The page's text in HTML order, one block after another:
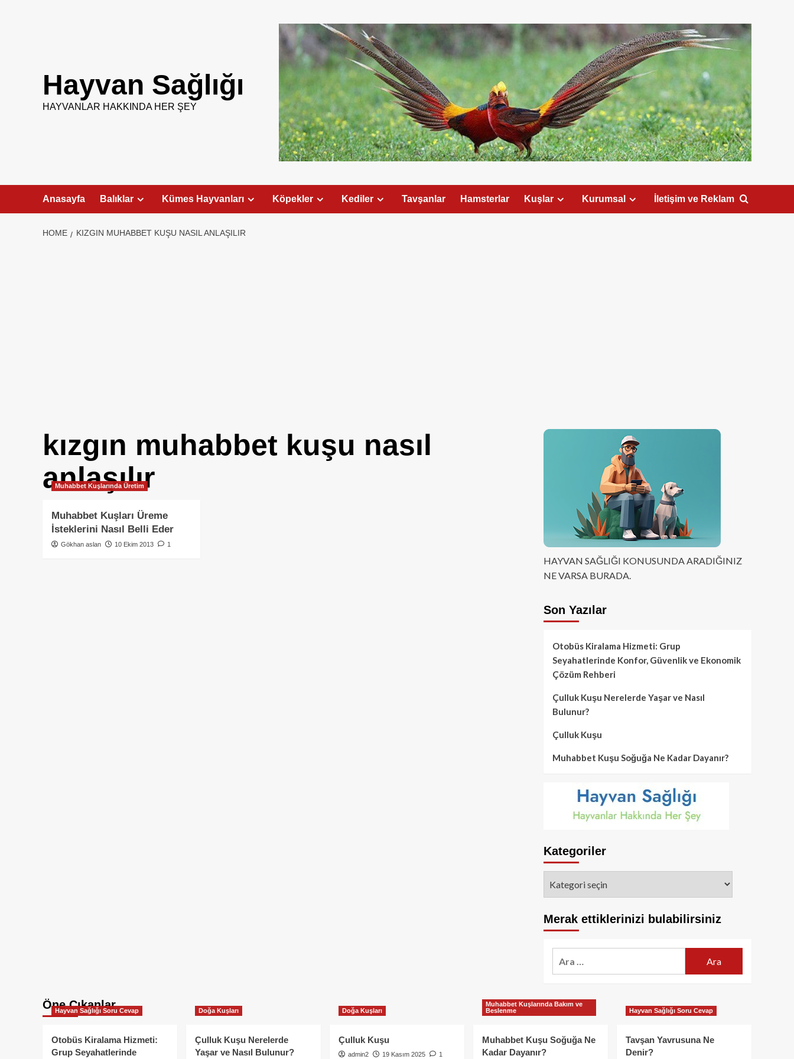
Hayvan Sağlığı
HAYVANLAR HAKKINDA HER ŞEY
Anasayfa Balıklar Kümes Hayvanları Köpekler Kediler Tavşanlar Hamsterlar Kuşlar Kurumsal İletişim ve Reklam
HOME KIZGIN MUHABBET KUŞU NASIL ANLAŞILIR
kızgın muhabbet kuşu nasıl
anlaşılır
Muhabbet Kuşlarında Üretim
Muhabbet Kuşları Üreme
İsteklerini Nasıl Belli Eder
Gökhan aslan 10 Ekim 2013 1
HAYVAN SAĞLIĞI KONUSUNDA ARADIĞINIZ
NE VARSA BURADA.
Son Yazılar
Otobüs Kiralama Hizmeti: Grup
Seyahatlerinde Konfor, Güvenlik ve Ekonomik
Çözüm Rehberi
Çulluk Kuşu Nerelerde Yaşar ve Nasıl
Bulunur?
Çulluk Kuşu
Muhabbet Kuşu Soğuğa Ne Kadar Dayanır?
Kategoriler
Merak ettiklerinizi bulabilirsiniz
Öne Çıkanlar
Hayvan Sağlığı Soru Cevap
Otobüs Kiralama Hizmeti:
Grup Seyahatlerinde
Doğa Kuşları
Çulluk Kuşu Nerelerde
Yaşar ve Nasıl Bulunur?
Doğa Kuşları
Çulluk Kuşu
admin2 19 Kasım 2025 1
Muhabbet Kuşlarında Bakım ve
Beslenme
Muhabbet Kuşu Soğuğa Ne
Kadar Dayanır?
Hayvan Sağlığı Soru Cevap
Tavşan Yavrusuna Ne
Denir?